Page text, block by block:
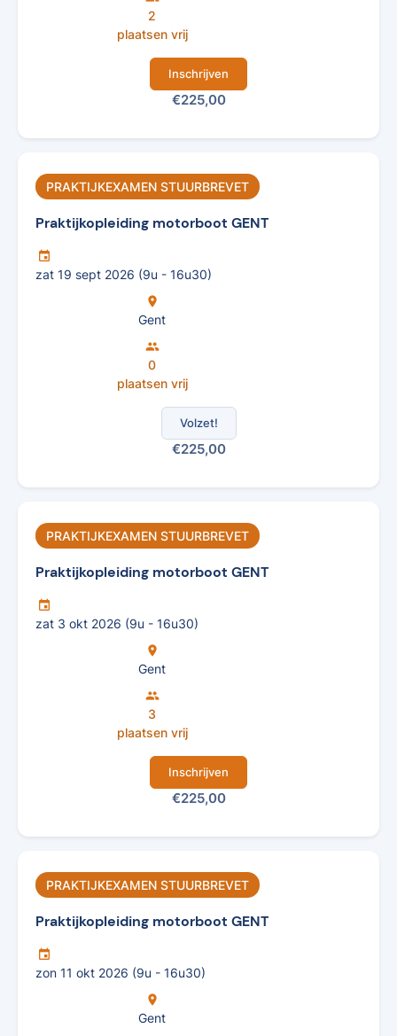
2
plaatsen vrij
€225,00
Inschrijven
PRAKTIJKEXAMEN STUURBREVET
Praktijkopleiding motorboot GENT
insert_invitation
zat 19 sept 2026 (9u - 16u30)
location_on
Gent
group
0
plaatsen vrij
€225,00
Volzet!
PRAKTIJKEXAMEN STUURBREVET
Praktijkopleiding motorboot GENT
insert_invitation
zat 3 okt 2026 (9u - 16u30)
location_on
Gent
group
3
plaatsen vrij
€225,00
Inschrijven
PRAKTIJKEXAMEN STUURBREVET
Praktijkopleiding motorboot GENT
insert_invitation
zon 11 okt 2026 (9u - 16u30)
location_on
Gent